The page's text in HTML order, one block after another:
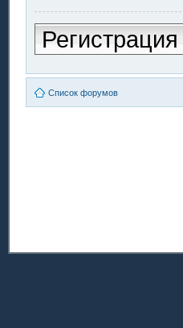
Регистрация
Список форумов